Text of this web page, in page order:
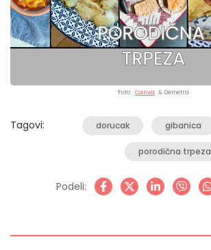
Foto: Canva & Demetra
Tagovi: dorucak gibanica
porodična trpeza
Podeli: